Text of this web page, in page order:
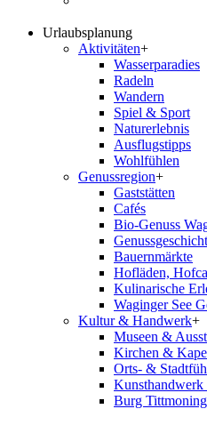
Urlaubsplanung
Aktivitäten+
Wasserparadies
Radeln
Wandern
Spiel & Sport
Naturerlebnis
Ausflugstipps
Wohlfühlen
Genussregion+
Gaststätten
Cafés
Bio-Genuss
Bauernmärkte
Hofläden,
Kulinarische
Waginger See
Kultur & Handwerk+
Museen &
Kirchen &
Orts- &
Burg Tittmoning